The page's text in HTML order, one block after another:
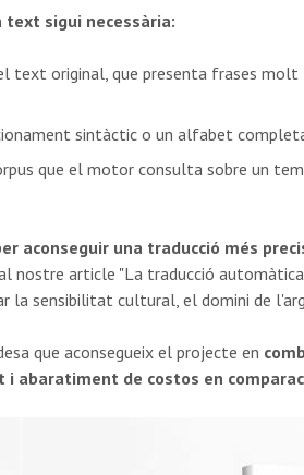
text sigui necessària:
original, que presenta frases molt
sintàctic o un alfabet
que el motor consulta sobre un
aconseguir una traducció més
nostre article "La traducció
la sensibilitat cultural, el domini de
que aconsegueix el projecte en
abaratiment de costos en